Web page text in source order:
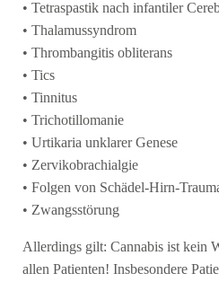
• Tetraspastik nach infantiler
• Thalamussyndrom
• Thrombangitis obliterans
• Tics
• Tinnitus
• Trichotillomanie
• Urtikaria unklarer Genese
• Zervikobrachialgie
• Folgen von Schädel-Hirn-
• Zwangsstörung
Allerdings gilt: Cannabis ist kein
allen Patienten! Insbesondere